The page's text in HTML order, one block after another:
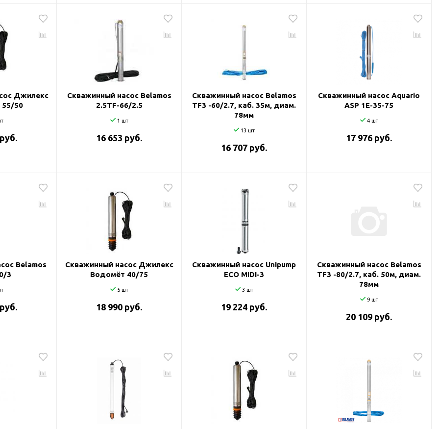
Джилекс
50
Скважинный насос Belamos
2.5TF-66/2.5
1 шт
16 653 руб.
Скважинный насос Belamos
TF3 -60/2.7, каб. 35м, диам.
78мм
13 шт
16 707 руб.
Скважинный насос Aquario
ASP 1E-35-75
4 шт
17 976 руб.
Belamos
3
Скважинный насос Джилекс
Водомёт 40/75
5 шт
18 990 руб.
Скважинный насос Unipump
ECO MIDI-3
3 шт
19 224 руб.
Скважинный насос Belamos
TF3 -80/2.7, каб. 50м, диам.
78мм
9 шт
20 109 руб.